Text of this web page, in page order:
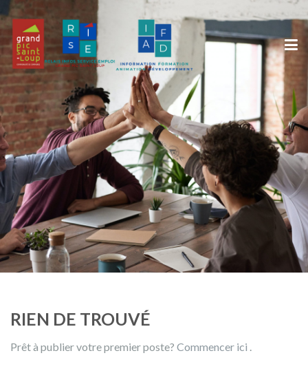
RIEN DE TROUVÉ
Prêt à publier votre premier poste? Commencer ici .